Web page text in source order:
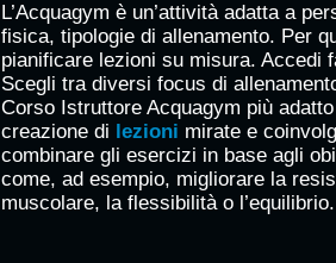
L’Acquagym è un’attività adatta a
fisica, tipologie di allenamento. Per
pianificare lezioni su misura. Accedi
Scegli tra diversi focus di
Corso Istruttore Acquagym più
creazione di lezioni mirate e
combinare gli esercizi in base agli
come, ad esempio, migliorare la
muscolare, la flessibilità o l’equilibrio.